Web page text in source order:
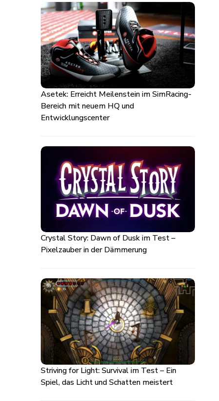
Asetek: Erreicht Meilenstein im SimRacing-
Bereich mit neuem HQ und
Entwicklungscenter
Crystal Story: Dawn of Dusk im Test –
Pixelzauber in der Dämmerung
Striving for Light: Survival im Test – Ein
Spiel, das Licht und Schatten meistert